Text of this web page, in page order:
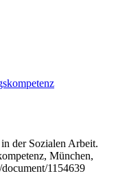
der Sozialen Arbeit.
München,
1154639